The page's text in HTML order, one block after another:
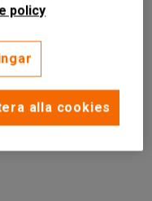
policy
alla cookies